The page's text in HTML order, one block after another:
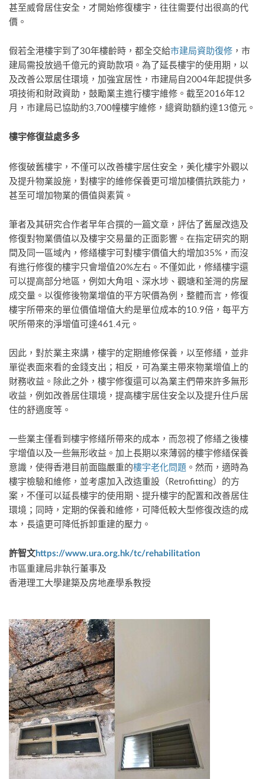
甚至威脅居住安全，才開始修復樓宇，往往需要付出很高的代
價。
假若全港樓宇到了30年樓齡時，都全交給市建局資助復修 ，市
建局需投放過千億元的資助款項。為了延長樓宇的使用期，以
及改善公眾居住環境，加強宜居性，市建局自2004年起提供多
項技術和財政資助，鼓勵業主進行樓宇維修。截至2016年12
月，市建局已協助約3,700幢樓宇維修，總資助額約達13億元。
樓宇修復益處多多
修復破舊樓宇，不僅可以改善樓宇居住安全，美化樓宇外觀以
及提升物業設施，對樓宇的維修保養更可增加樓價抗跌能力，
甚至可增加物業的價值與素質。
筆者及其研究合作者早年合撰的一篇文章，評估了舊屋改造及
修復對物業價值以及樓宇交易量的正面影響。在指定研究的期
間及同一區域內，修繕樓宇可對樓宇價值大約增加35%，而沒
有進行修復的樓宇只會增值20%左右。不僅如此，修繕樓宇還
可以提高部分地區，例如大角咀、深水埗、觀塘和荃灣的房屋
成交量。以復修後物業增值的平方呎價為例，整體而言，修復
樓宇所帶來的單位價值增值大約是單位成本的10.9倍，每平方
呎所帶來的淨增值可達461.4元。
因此，對於業主來講，樓宇的定期維修保養，以至修繕，並非
單從表面來看的金錢支出；相反，可為業主帶來物業增值上的
財務收益。除此之外，樓宇修復還可以為業主們帶來許多無形
收益，例如改善居住環境，提高樓宇居住安全以及提升住戶居
住的舒適度等。
一些業主僅看到樓宇修繕所帶來的成本，而忽視了修繕之後樓
宇增值以及一些無形收益。加上長期以來薄弱的樓宇修繕保養
意識，使得香港目前面臨嚴重的樓宇老化問題 。然而，適時為
樓宇檢驗和維修，並考慮加入改造重設（Retrofitting）的方
案，不僅可以延長樓宇的使用期、提升樓宇的配置和改善居住
環境；同時，定期的保養和維修，可降低較大型修復改造的成
本，長遠更可降低拆卸重建的壓力。
許智文https://www.ura.org.hk/tc/rehabilitation
市區重建局非執行董事及
香港理工大學建築及房地產學系教授